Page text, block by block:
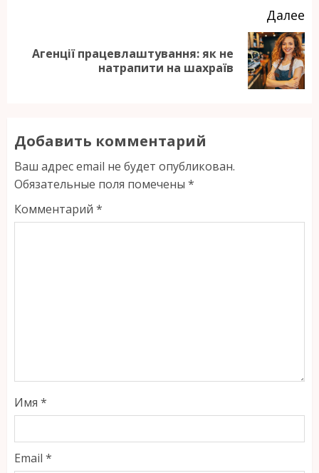
Далее
Следующая
Агенції працевлаштування: як не
натрапити на шахраїв
Добавить комментарий
Ваш адрес email не будет опубликован.
Обязательные поля помечены *
Комментарий *
Имя *
Email *